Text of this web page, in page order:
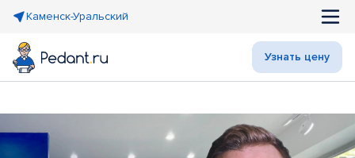
Каменск-Уральский
Узнать цену